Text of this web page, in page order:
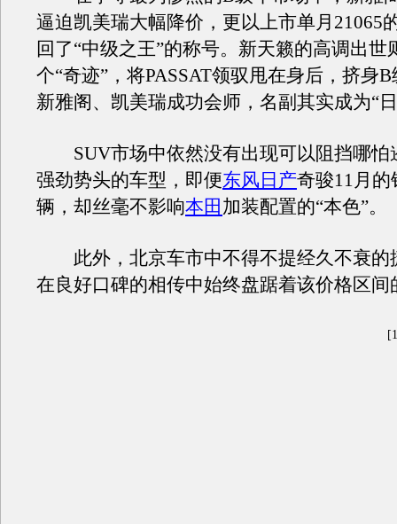
逼迫凯美瑞大幅降价，更以上市单月21065
回了“中级之王”的称号。新天籁的高调出世
个“奇迹”，将PASSAT领驭甩在身后，挤身
新雅阁、凯美瑞成功会师，名副其实成为“
SUV市场中依然没有出现可以阻挡哪怕
强劲势头的车型，即便东风日产奇骏11月的
辆，却丝毫不影响本田 加装配置的“本色”。
此外，北京车市中不得不提经久不衰的
在良好口碑的相传中始终盘踞着该价格区间